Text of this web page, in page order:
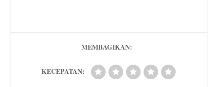
s
MEMBAGIKAN:
KECEPATAN: